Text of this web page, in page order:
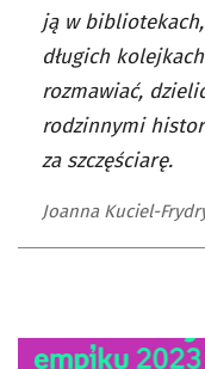
ją w
długich
rozmawiać,
rodzinnymi
za szczęściarę.
Joanna Kuciel-